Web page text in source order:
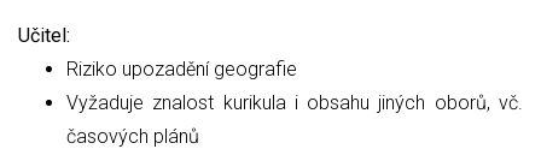
Učitel:
Riziko upozadění geografie
Vyžaduje znalost kurikula i obsahu jiných oborů, vč.
časových plánů